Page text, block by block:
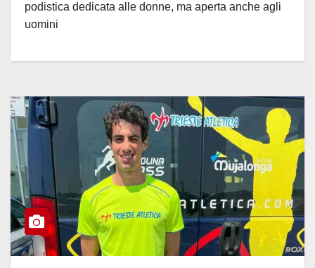
podistica dedicata alle donne, ma aperta anche agli
uomini